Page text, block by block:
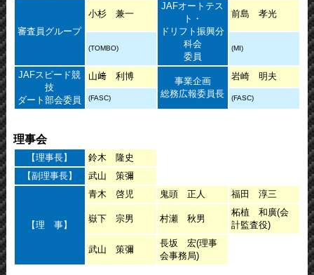
審査員グループ
小杉 兼一
JAFオートテス
ト・
ドリフト振興分
科会
委員
前島 孝光
(TOMBO) (MI)
JAFスピード競
技
ダート部会委員
山﨑 利博
事業企画
総務広報委員長
岩崎 明夫
(FASC) (FASC)
理事会
【理事長】
鈴木 隆史
【副理事長】
武山 策彌
【理 事】
青木 啓児 鬼頭 正人 福田 淳三
嶽下 宗男 村瀬 秋男
柘植 和廣(会
計監査役)
武山 策彌
長坂 宏(理事
会事務局)